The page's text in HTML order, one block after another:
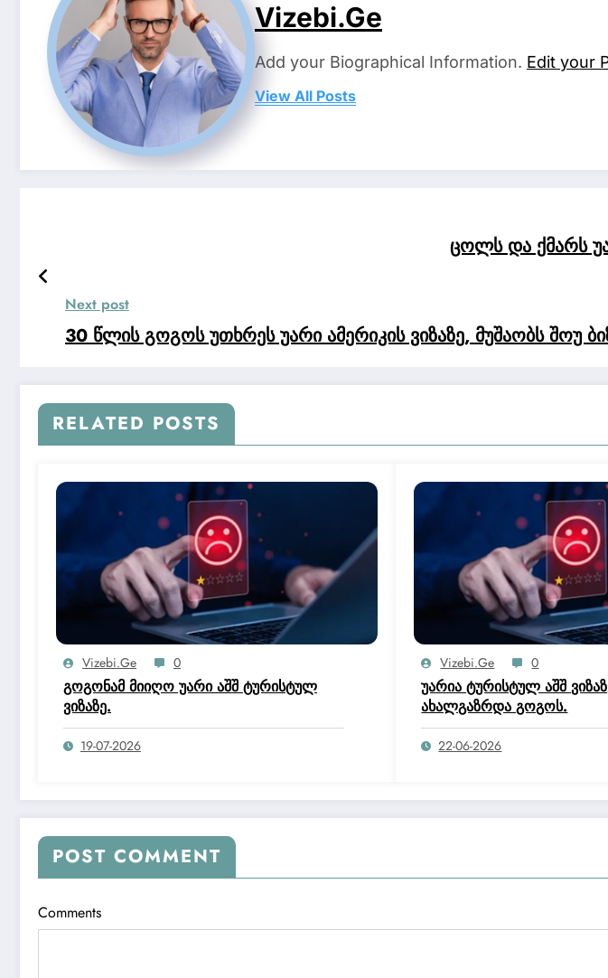
Vizebi.ge
Add your Biographical Information. Edit your
View All Posts
ცოლს და ქმარს
Next post
30 წლის გოგოს უთხრეს უარი ამერიკის ვიზაზე, მუშაობს შოუ
RELATED POSTS
Vizebi.ge 0
გოგონამ მიიღო უარი აშშ ტურისტულ
ვიზაზე.
19-07-2026
Vizebi.ge 0
უარია ტურისტულ აშშ
ახალგაზრდა გოგოს.
22-06-2026
POST COMMENT
Comments